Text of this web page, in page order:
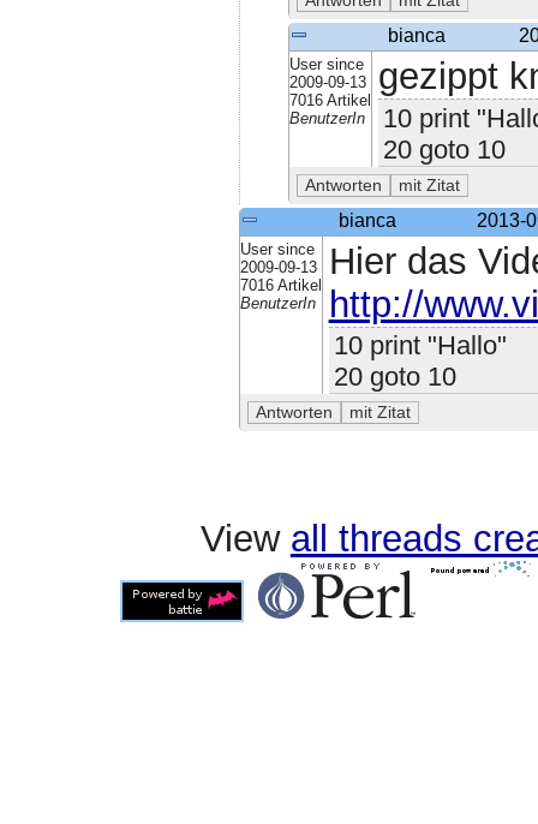
bianca
User since
2009-09-13
7016 Artikel
BenutzerIn
gezippt
10 print
20 goto 10
bianca 2013-
User since
2009-09-13
7016 Artikel
BenutzerIn
Hier das
http://
10 print "Hallo"
20 goto 10
View all threads